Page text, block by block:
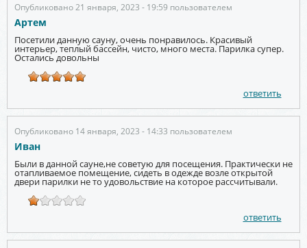
Опубликовано 21 января, 2023 - 19:59 пользователем
Артем
Посетили данную сауну, очень понравилось. Красивый
интерьер, теплый бассейн, чисто, много места. Парилка супер.
Остались довольны
ответить
Опубликовано 14 января, 2023 - 14:33 пользователем
Иван
Были в данной сауне,не советую для посещения. Практически не
отапливаемое помещение, сидеть в одежде возле открытой
двери парилки не то удовольствие на которое рассчитывали.
ответить